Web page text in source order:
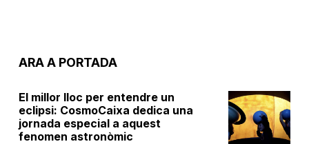
ARA A PORTADA
El millor lloc per entendre un
eclipsi: CosmoCaixa dedica una
jornada especial a aquest
fenomen astronòmic